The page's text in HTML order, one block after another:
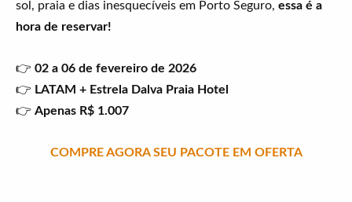
sol, praia e dias inesquecíveis em Porto Seguro, essa é a
hora de reservar!
👉 02 a 06 de fevereiro de 2026
👉 LATAM + Estrela Dalva Praia Hotel
👉 Apenas R$ 1.007
COMPRE AGORA SEU PACOTE EM OFERTA